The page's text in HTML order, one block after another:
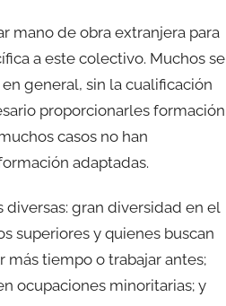
mano de obra extranjera para
a este colectivo. Muchos se
general, sin la cualificación
proporcionarles formación
casos no han
adaptadas.
gran diversidad en el
superiores y quienes buscan
tiempo o trabajar antes;
ocupaciones minoritarias; y